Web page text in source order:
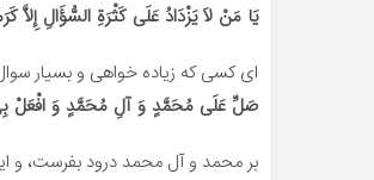
یَا مَنْ لاَ یَزْدَادُ عَلَی کَثْرَةِ السُّؤَالِ إِلاَّ
ای کسی که زیاده خواهی و بسیار
صَلِّ عَلَی مُحَمَّدٍ وَ آلِ مُحَمَّدٍ وَ افْعَلْ
بر محمد و آل محمد درود بفرست، و